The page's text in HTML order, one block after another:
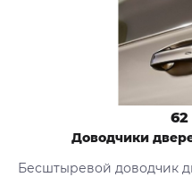
62
Доводчики
Бесштыревой доводчик